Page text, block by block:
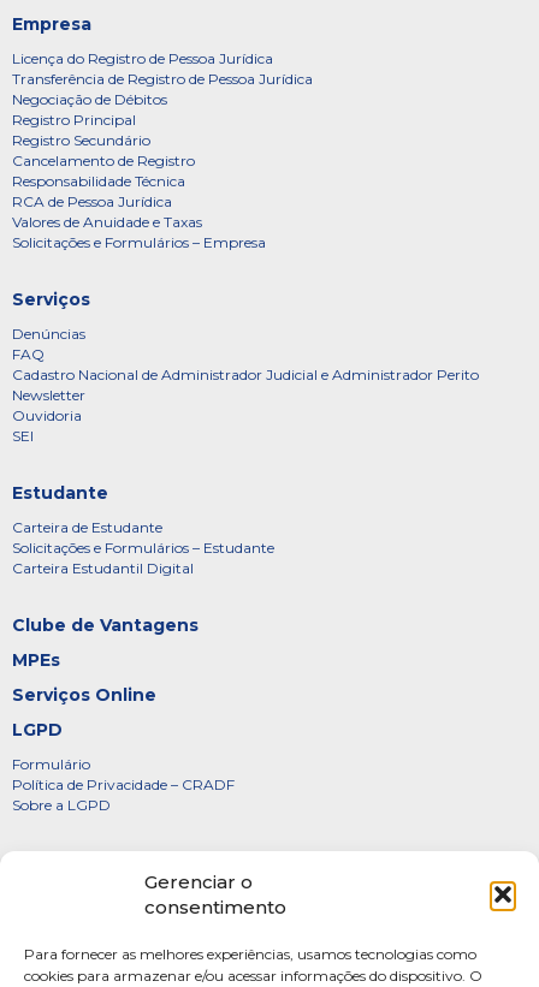
Gerenciar o
consentimento
Para fornecer as melhores experiências, usamos tecnologias como
cookies para armazenar e/ou acessar informações do dispositivo. O
Empresa
Licença do Registro de Pessoa Jurídica
Transferência de Registro de Pessoa Jurídica
Negociação de Débitos
Registro Principal
Registro Secundário
Cancelamento de Registro
Responsabilidade Técnica
RCA de Pessoa Jurídica
Valores de Anuidade e Taxas
Solicitações e Formulários – Empresa
Serviços
Denúncias
FAQ
Cadastro Nacional de Administrador Judicial e Administrador Perito
Newsletter
Ouvidoria
SEI
Estudante
Carteira de Estudante
Solicitações e Formulários – Estudante
Carteira Estudantil Digital
Clube de Vantagens
MPEs
Serviços Online
LGPD
Formulário
Política de Privacidade – CRADF
Sobre a LGPD
Diretoria